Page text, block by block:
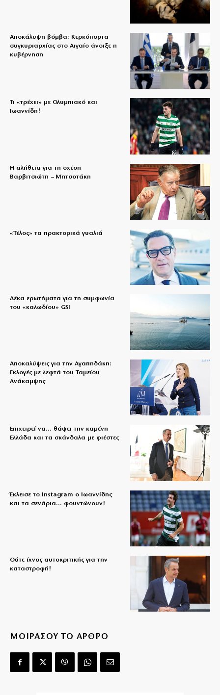
Αποκάλυψη βόμβα: Κερκόπορτα
συγκυριαρχίας στο Αιγαίο άνοιξε η
κυβέρνηση
Τι «τρέχει» με Ολυμπιακό και
Ιωαννίδη!
Η αλήθεια για τη σχέση
Βαρβιτσιώτη – Μητσοτάκη
«Τέλος» τα πρακτορικά γυαλιά
Δέκα ερωτήματα για τη συμφωνία
του «καλωδίου» GSI
Αποκαλύψεις για την Αγαπηδάκη:
Εκλογές με λεφτά του Ταμείου
Ανάκαμψης
Επιχειρεί να… θάψει την καμένη
Ελλάδα και τα σκάνδαλα με φιέστες
Έκλεισε το Instagram ο Ιωαννίδης
και τα σενάρια… φουντώνουν!
Ούτε ίχνος αυτοκριτικής για την
καταστροφή!
ΜΟΙΡΑΣΟΥ ΤΟ ΑΡΘΡΟ